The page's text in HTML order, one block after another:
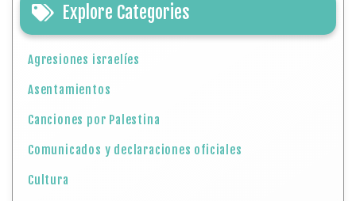
Explore Categories
Agresiones israelíes
Asentamientos
Canciones por Palestina
Comunicados y declaraciones oficiales
Cultura